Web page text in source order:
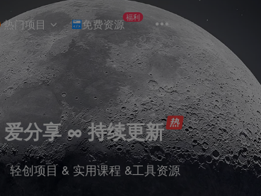
热门项目 免费资源福利
爱分享 ∞ 持续更新
轻创项目 & 实用课程 &工具资源